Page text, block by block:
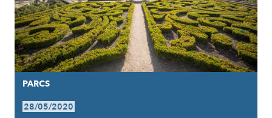
PARCS
28/05/2020